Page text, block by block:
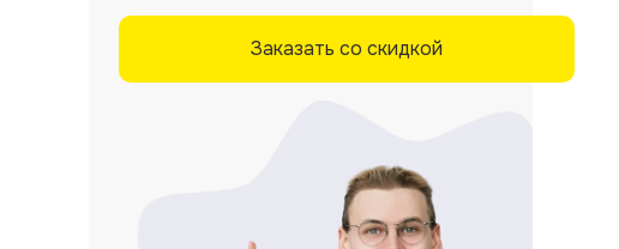
Заказать со скидкой